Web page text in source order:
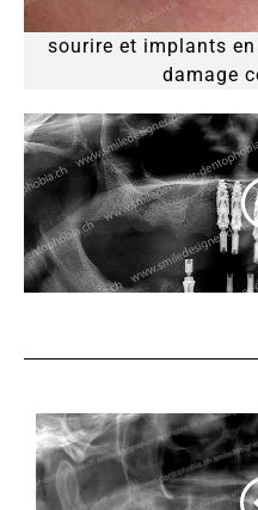
sourire et implants
damage